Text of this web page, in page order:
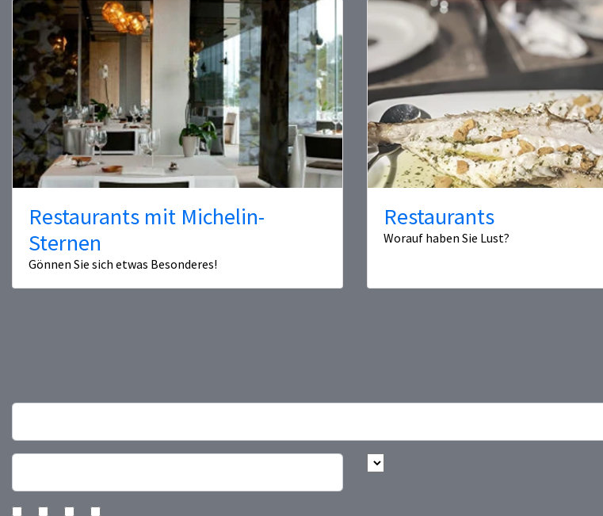
Restaurants mit Michelin-
Sternen
Gönnen Sie sich etwas Besonderes!
Restaurants
Worauf haben Sie Lust?